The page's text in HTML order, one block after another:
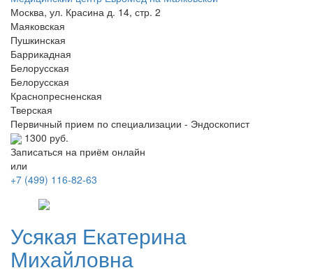
Москва, ул. Красина д. 14, стр. 2
Маяковская
Пушкинская
Баррикадная
Белорусская
Белорусская
Краснопресненская
Тверская
Первичный прием по специализации - Эндоскопист
1300 руб.
Записаться на приём онлайн
или
+7 (499) 116-82-63
Усякая Екатерина
Михайловна